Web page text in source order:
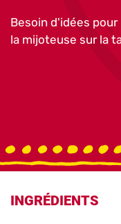
Besoin d'idées
la mijoteuse sur la
INGRÉDIENTS